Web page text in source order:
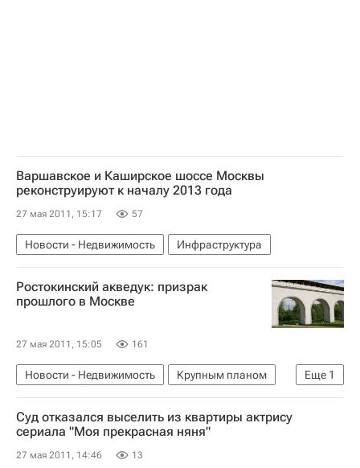
Варшавское и Каширское шоссе Москвы
реконструируют к началу 2013 года
27 мая 2011, 15:17 57
Новости - Недвижимость Инфраструктура
Ростокинский акведук: призрак
прошлого в Москве
27 мая 2011, 15:05 161
Еще 1
Новости - Недвижимость
Крупным планом
Аналитика – РИА Недвижимость
Суд отказался выселить из квартиры актрису
сериала "Моя прекрасная няня"
27 мая 2011, 14:46 13